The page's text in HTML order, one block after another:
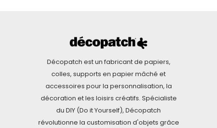
Décopatch est un fabricant de papiers,
colles, supports en papier mâché et
accessoires pour la personnalisation, la
décoration et les loisirs créatifs. Spécialiste
du DIY (Do it Yourself), Décopatch
révolutionne la customisation d'objets grâce